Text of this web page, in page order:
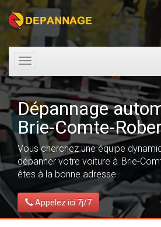
Toggle
navigation
Dépannage
Brie-Comte-
Vous cherchez une équipe
dépanner votre voiture à Brie-
êtes à la bonne adresse.
Appelez ici 7j/7